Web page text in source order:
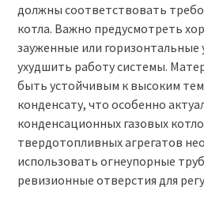
должны соответствовать
котла. Важно предусмотреть
зауженные или горизонтальные
ухудшить работу системы.
быть устойчивым к высоким
конденсату, что особенно
конденсационных газовых
твердотопливных агрегатов
использовать огнеупорные
ревизионные отверстия для